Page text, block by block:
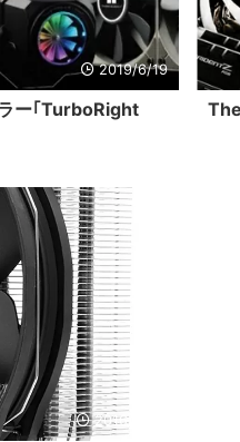
2019/6/19
ー｢TurboRight
2016/11/18